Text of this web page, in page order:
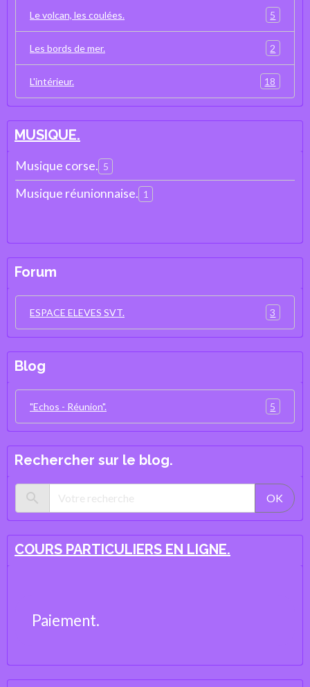
Le volcan, les coulées. 5
Les bords de mer. 2
L'intérieur. 18
MUSIQUE.
Musique corse. 5
Musique réunionnaise. 1
Forum
ESPACE ELEVES SVT. 3
Blog
"Echos - Réunion". 5
Rechercher sur le blog.
OK
COURS PARTICULIERS EN LIGNE.
Paiement.